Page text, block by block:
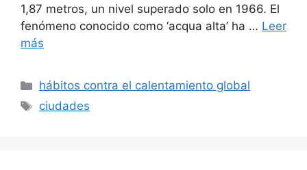
1,87 metros, un nivel superado solo en 1966. El
fenómeno conocido como ‘acqua alta’ ha … Leer
más
Categorías
hábitos contra el calentamiento global
Etiquetas
ciudades